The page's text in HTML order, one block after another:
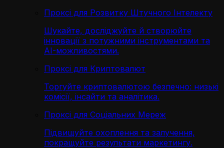
Проксі для Розвитку Штучного Інтелекту
Шукайте, досліджуйте й створюйте
інновації з потужними інструментами та
AI-можливостями.
Проксі для Криптовалют
Торгуйте криптовалютою безпечно: низькі
комісії, інсайти та аналітика.
Проксі для Соціальних Мереж
Підвищуйте охоплення та залучення,
покращуйте результати маркетингу.